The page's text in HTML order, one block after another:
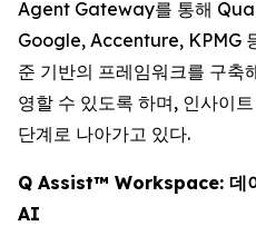
Agent Gateway를 통해
Google, Accenture, KPMG
준 기반의 프레임워크를 구축
영할 수 있도록 하며, 인사이
단계로 나아가고 있다.
Q Assist™ Workspace: 데
AI